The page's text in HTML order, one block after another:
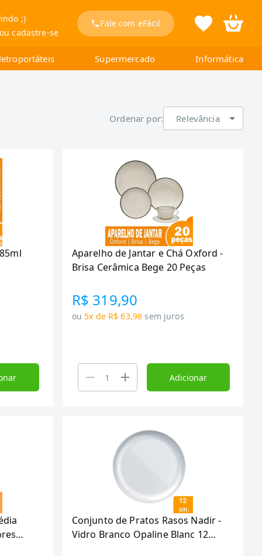
;)
cadastre-se
Fale com eFácil
Supermercado Informática
Ordenar por: Relevância
Aparelho de Jantar e Chá Oxford -
Brisa Cerâmica Bege 20 Peças
R$ 319,90
ou 5x de R$ 63,98 sem juros
Adicionar
Conjunto de Pratos Rasos Nadir -
Vidro Branco Opaline Blanc 12